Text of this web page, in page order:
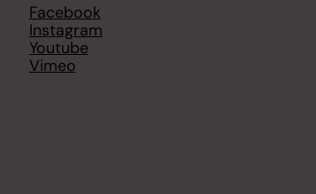
Facebook
Instagram
Youtube
Vimeo